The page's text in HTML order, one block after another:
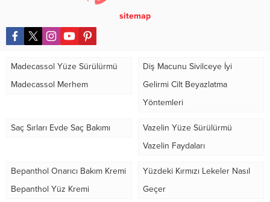
sitemap
Madecassol Yüze Sürülürmü
Madecassol Merhem
Diş Macunu Sivilceye İyi
Gelirmi Cilt Beyazlatma
Yöntemleri
Saç Sırları Evde Saç Bakımı
Vazelin Yüze Sürülürmü
Vazelin Faydaları
Bepanthol Onarıcı Bakım Kremi
Bepanthol Yüz Kremi
Yüzdeki Kırmızı Lekeler Nasıl
Geçer